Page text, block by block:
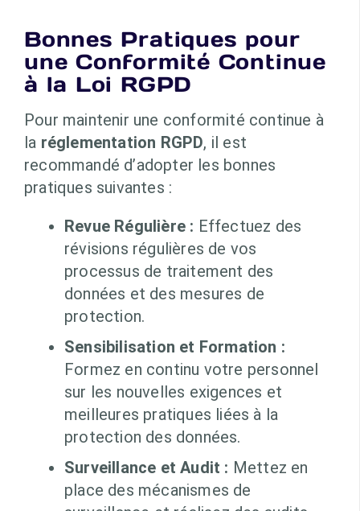
Bonnes Pratiques pour
une Conformité Continue
à la Loi RGPD
Pour maintenir une conformité continue à
la réglementation RGPD, il est
recommandé d’adopter les bonnes
pratiques suivantes :
Revue Régulière : Effectuez des
révisions régulières de vos
processus de traitement des
données et des mesures de
protection.
Sensibilisation et Formation :
Formez en continu votre personnel
sur les nouvelles exigences et
meilleures pratiques liées à la
protection des données.
Surveillance et Audit : Mettez en
place des mécanismes de